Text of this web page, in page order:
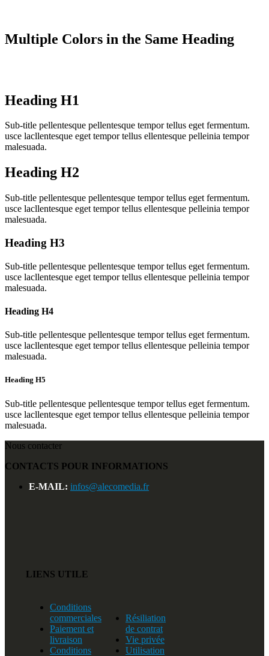
Multiple Colors in the Same Heading
Heading H1
Sub-title pellentesque pellentesque tempor tellus eget fermentum.
usce lacllentesque eget tempor tellus ellentesque pelleinia tempor
malesuada.
Heading H2
Sub-title pellentesque pellentesque tempor tellus eget fermentum.
usce lacllentesque eget tempor tellus ellentesque pelleinia tempor
malesuada.
Heading H3
Sub-title pellentesque pellentesque tempor tellus eget fermentum.
usce lacllentesque eget tempor tellus ellentesque pelleinia tempor
malesuada.
Heading H4
Sub-title pellentesque pellentesque tempor tellus eget fermentum.
usce lacllentesque eget tempor tellus ellentesque pelleinia tempor
malesuada.
Heading H5
Sub-title pellentesque pellentesque tempor tellus eget fermentum.
usce lacllentesque eget tempor tellus ellentesque pelleinia tempor
malesuada.
Nous contacter
CONTACTS POUR INFORMATIONS
E-MAIL: infos@alecomedia.fr
LIENS UTILE
Conditions
commerciales
Paiement et
livraison
Conditions
Résiliation
de contrat
Vie privée
Utilisation